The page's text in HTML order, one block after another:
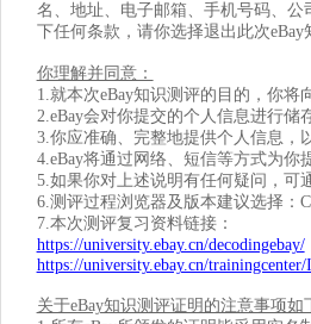
名、地址、电子邮箱、手机号码、
下任何条款，请你选择退出此次eBay
你理解并同意：
1.就本次eBay知识测评的目的，你将
2.eBay会对你提交的个人信息进行储
3.你应准确、完整地提供个人信息，
4.eBay将通过网络、短信等方式为你
5.如果你对上述说明有任何疑问，可
6.测评过程浏览器及版本建议选择：
7.本次测评复习资料链接：
https://university.ebay.cn/decodingebay/
https://university.ebay.cn/
关于eBay知识测评证明的注意事项如